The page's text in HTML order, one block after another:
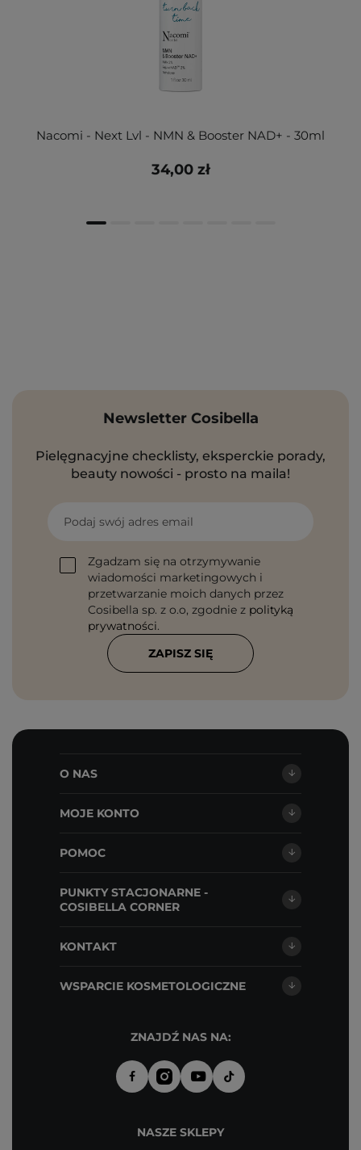
Nacomi - Next Lvl - NMN & Booster NAD+ - 30ml
34,00 zł
Newsletter Cosibella
Pielęgnacyjne checklisty, eksperckie porady,
beauty nowości - prosto na maila!
Podaj swój adres email
Zgadzam się na otrzymywanie
wiadomości marketingowych i
przetwarzanie moich danych przez
Cosibella sp. z o.o, zgodnie z polityką
prywatności.
ZAPISZ SIĘ
O NAS
MOJE KONTO
POMOC
PUNKTY STACJONARNE -
COSIBELLA CORNER
KONTAKT
WSPARCIE KOSMETOLOGICZNE
ZNAJDŹ NAS NA:
NASZE SKLEPY